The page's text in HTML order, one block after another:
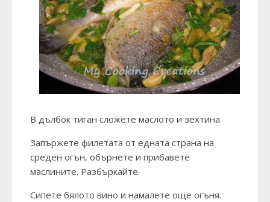
В дълбок тиган сложете маслото и зехтина.
Запържете филетата от едната страна на
среден огън, обърнете и прибавете
маслините. Разбъркайте.
Сипете бялото вино и намалете още огъня.